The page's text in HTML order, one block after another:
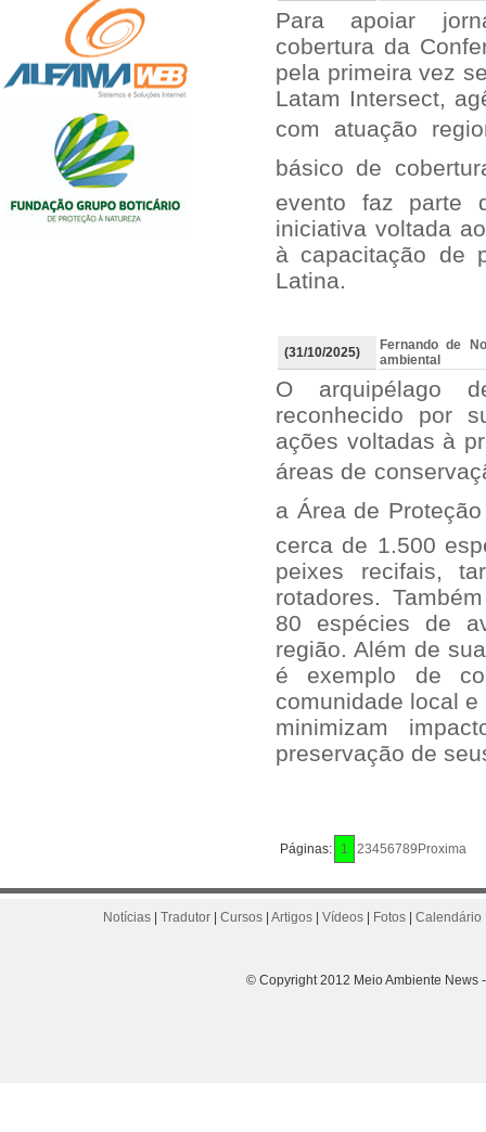
Para apoiar
cobertura da
pela primeira vez
Latam Intersect,
com atuação
básico de
evento faz parte
iniciativa voltada
à capacitação de
Latina.
(31/10/2025)
Fernando de
ambiental
O arquipélago
reconhecido por
ações voltadas à
áreas de
a Área de
cerca de 1.500
peixes recifais,
rotadores.
80 espécies de
região. Além de
é exemplo de
comunidade local
minimizam
preservação de
Páginas: 1 23456789 Proxima
Notícias Tradutor Cursos Artigos Vídeos Fotos Calendário
© Copyright 2012 Meio Ambiente News